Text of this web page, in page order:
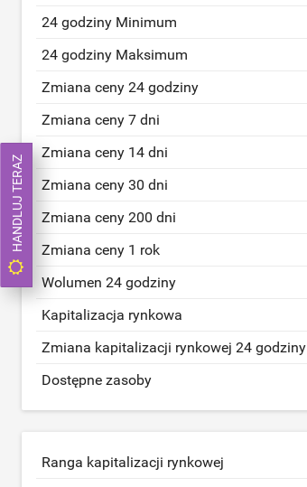
24 godziny Minimum
24 godziny Maksimum
Zmiana ceny 24 godziny
Zmiana ceny 7 dni
Zmiana ceny 14 dni
Zmiana ceny 30 dni
Zmiana ceny 200 dni
Zmiana ceny 1 rok
Wolumen 24 godziny
Kapitalizacja rynkowa
Zmiana kapitalizacji rynkowej 24 godziny
Dostępne zasoby
Ranga kapitalizacji rynkowej
HANDLUJ TERAZ